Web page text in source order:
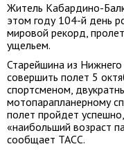
Житель Кабардино-
этом году 104-й день
мировой рекорд,
ущельем.
Старейшина из Нижнего
совершить полет 5
спортсменом,
мотопарапланерному
полет пройдет
«наибольший возраст
сообщает ТАСС.